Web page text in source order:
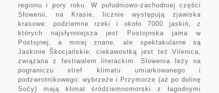
regionu i pory roku. W południowo-zachodniej części
Słowenii, na Krasie, licznie występują zjawiska
krasowe: podziemne rzeki i około 7000 jaskiń, z
których najsłynniejsza jest Postojnska jama w
Postojnej, a mniej znane, ale spektakularne są
Jaskinie Škocjańskie; ciekawostką jest też Vilenica,
związana z festiwalem literackim. Słowenia leży na
pograniczu stref klimatu umiarkowanego i
podzwrotnikowego: wybrzeże i Przymorze (aż po dolinę
Sočy) mają klimat śródziemnomorski z łagodnymi